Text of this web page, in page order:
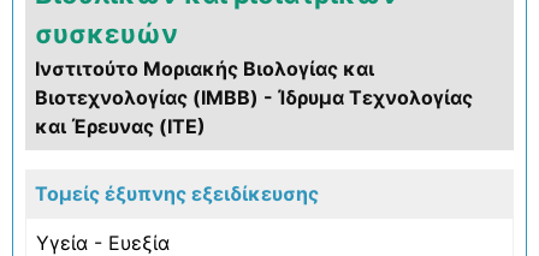
συσκευών
Ινστιτούτο Μοριακής Βιολογίας και
Βιοτεχνολογίας (IMBB) - Ίδρυμα Τεχνολογίας
και Έρευνας (ΙΤΕ)
Τομείς έξυπνης εξειδίκευσης
Υγεία - Ευεξία